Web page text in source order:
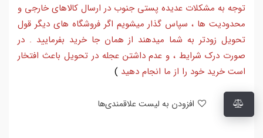
توجه به مشکلات عدیده پستی جنوب در ارسال کالاهای خارجی و
محدودیت ها ، سپاس گذار میشویم اگر فروشگاه های دیگر قول
تحویل زودتر به شما میدهند از همان جا خرید بفرمایید . در
صورت درک شرایط ، و عدم داشتن عجله در تحویل باعث افتخار
است خرید خود را از ما انجام دهید )